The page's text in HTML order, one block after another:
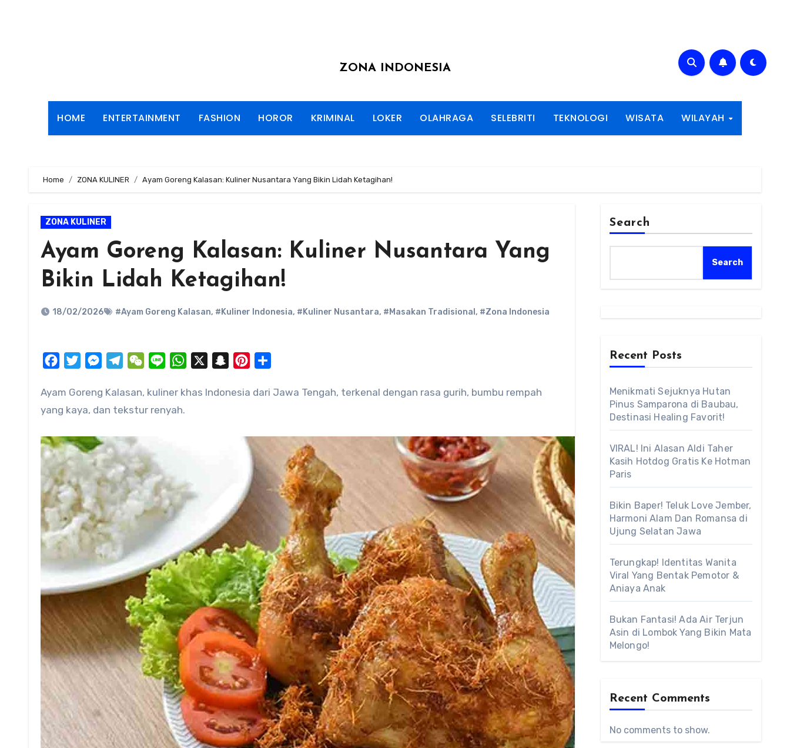
ZONA INDONESIA
HOME ENTERTAINMENT FASHION HOROR KRIMINAL LOKER OLAHRAGA SELEBRITI TEKNOLOGI WISATA WILAYAH
Home ZONA KULINER Ayam Goreng Kalasan: Kuliner Nusantara Yang Bikin Lidah Ketagihan!
ZONA KULINER
Ayam Goreng Kalasan: Kuliner Nusantara Yang
Bikin Lidah Ketagihan!
18/02/2026 #Ayam Goreng Kalasan, #Kuliner Indonesia, #Kuliner Nusantara, #Masakan Tradisional , #Zona Indonesia
FacebookTwitterMessengerTelegramWeChat
Line WhatsApp SnapchatPinterest
Ayam Goreng Kalasan, kuliner khas Indonesia dari Jawa Tengah, terkenal dengan rasa gurih, bumbu rempah
yang kaya, dan tekstur renyah.
Search
Search
Recent Posts
Menikmati Sejuknya Hutan
Pinus Samparona di Baubau,
Destinasi Healing Favorit!
VIRAL! Ini Alasan Aldi Taher
Kasih Hotdog Gratis Ke Hotman
Paris
Bikin Baper! Teluk Love Jember,
Harmoni Alam Dan Romansa di
Ujung Selatan Jawa
Terungkap! Identitas Wanita
Viral Yang Bentak Pemotor &
Aniaya Anak
Bukan Fantasi! Ada Air Terjun
Asin di Lombok Yang Bikin Mata
Melongo!
Recent Comments
No comments to show.